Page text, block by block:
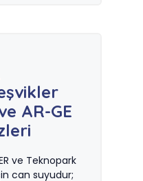
AR-GE
ve Teknopark
can suyudur;